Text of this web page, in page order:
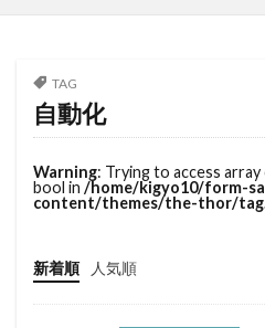
TAG
自動化
Warning: Trying to access
bool in /home/kigyo10/form-
content/themes/the-thor/
新着順 人気順